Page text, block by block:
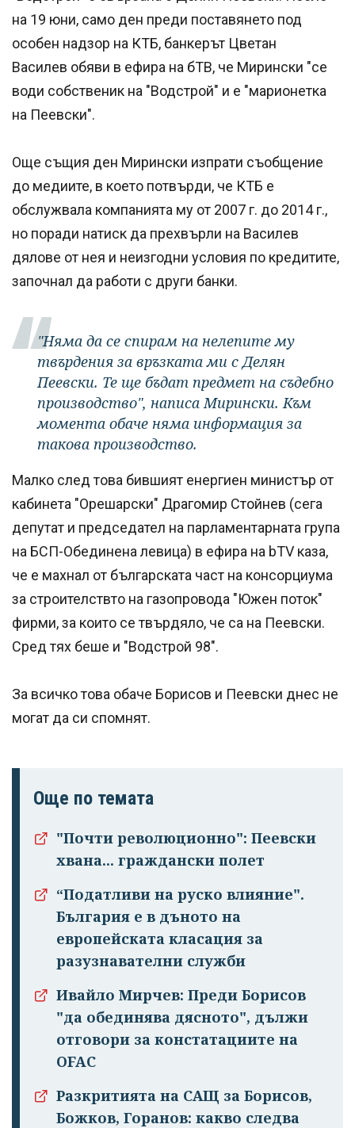
на 19 юни, само ден преди поставянето под
особен надзор на КТБ, банкерът Цветан
Василев обяви в ефира на бТВ, че Мирински "се
води собственик на "Водстрой" и е "марионетка
на Пеевски".
Още същия ден Мирински изпрати съобщение
до медиите, в което потвърди, че КТБ е
обслужвала компанията му от 2007 г. до 2014 г.,
но поради натиск да прехвърли на Василев
дялове от нея и неизгодни условия по кредитите,
започнал да работи с други банки.
"Няма да се спирам на нелепите му
твърдения за връзката ми с Делян
Пеевски. Те ще бъдат предмет на съдебно
производство", написа Мирински. Към
момента обаче няма информация за
такова производство.
Малко след това бившият енергиен министър от
кабинета "Орешарски" Драгомир Стойнев (сега
депутат и председател на парламентарната група
на БСП-Обединена левица) в ефира на bTV каза,
че е махнал от българската част на консорциума
за строителствто на газопровода "Южен поток"
фирми, за които се твърдяло, че са на Пеевски.
Сред тях беше и "Водстрой 98".
За всичко това обаче Борисов и Пеевски днес не
могат да си спомнят.
Още по темата
"Почти революционно": Пеевски
хвана... граждански полет
“Податливи на руско влияние".
България е в дъното на
европейската класация за
разузнавателни служби
Ивайло Мирчев: Преди Борисов
"да обединява дясното", дължи
отговори за констатациите на
OFAC
Разкритията на САЩ за Борисов,
Божков, Горанов: какво следва